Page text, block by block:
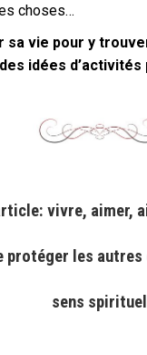
choses…
vie pour y
des idées
vivre, aimer,
protéger les
sens spirituel